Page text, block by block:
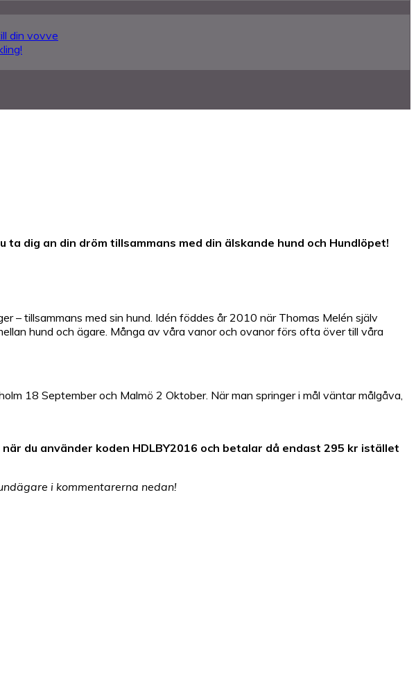
din vovve
dig an din dröm tillsammans med din älskande hund och Hundlöpet!
– tillsammans med sin hund. Idén föddes år 2010 när Thomas Melén själv
hund och ägare. Många av våra vanor och ovanor förs ofta över till våra
18 September och Malmö 2 Oktober. När man springer i mål väntar målgåva,
du använder koden HDLBY2016 och betalar då endast 295 kr istället
i kommentarerna nedan!